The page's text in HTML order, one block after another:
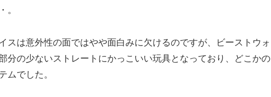
。
スは意外性の面ではやや面白みに欠けるのですが、ビーストウォ
分の少ないストレートにかっこいい玩具となっており、どこかの
ムでした。